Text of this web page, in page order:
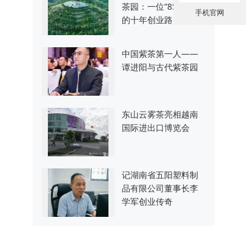
茶园：一位“85后”姑娘
的十年创业路
中国紫茶第一人——
谭进阳与古代紫茶园
东山云雾茶亮相越南
国际进出口博览会
记湖南省五阳塑料制
品有限公司董事长李
学军创业传奇
手机官网